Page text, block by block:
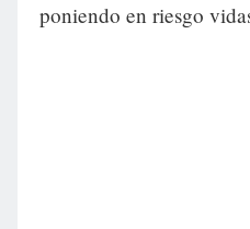
poniendo en riesgo